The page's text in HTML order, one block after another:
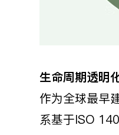
生命周期透明
作为全球最早
系基于ISO